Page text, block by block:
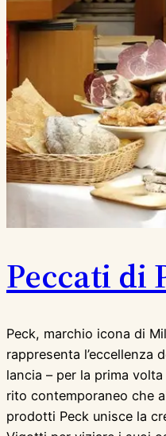
Peccati di
Peck, marchio icona di
rappresenta l’eccellenza
lancia – per la prima
rito contemporaneo che
prodotti Peck unisce la